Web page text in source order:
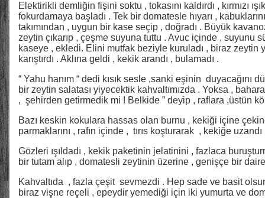
Elektirikli demliğin fişini soktu , tokasını kaldırdı , kırmızı
fokurdamaya başladı . Tek bir domatesle hıyarı ,
takımından , uygun bir kase seçip , doğradı . Büyük
zeytin çıkarıp , çeşme suyuna tuttu . Avuc içinde , suyunu
kaseye , ekledi. Elini mutfak beziyle kuruladı , biraz zeytin
karıştırdı . Aklına geldi , kekik arandı , bulamadı .
“ Yahu hanım “ dedi kısık sesle ,sanki eşinin duyacağını
bir zeytin salatası yiyecektik kahvaltımızda . Yoksa ,
, şehirden getirmedik mi ! Belkide ” deyip , raflara ,üstün
Bazı keskin kokulara hassas olan burnu , kekiği içine
parmaklarını , rafın içinde , tırıs koşturarak , kekiğe uzandı
Gözleri ışıldadı , kekik paketinin jelatinini , fazlaca
bir tutam alıp , domatesli zeytinin üzerine , genişçe bir
Kahvaltıda , fazla çeşit sevmezdi . Hep sade ve basit
biraz vişne reçeli , epeydir yemediği için iki yumurta ve